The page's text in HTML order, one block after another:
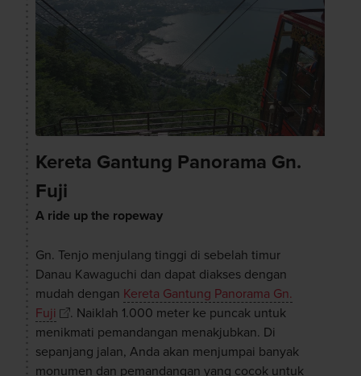
Kereta Gantung Panorama Gn.
Fuji
A ride up the ropeway
Gn. Tenjo menjulang tinggi di sebelah timur
Danau Kawaguchi dan dapat diakses dengan
mudah dengan Kereta Gantung Panorama Gn.
Fuji
. Naiklah 1.000 meter ke puncak untuk
menikmati pemandangan menakjubkan. Di
sepanjang jalan, Anda akan menjumpai banyak
monumen dan pemandangan yang cocok untuk